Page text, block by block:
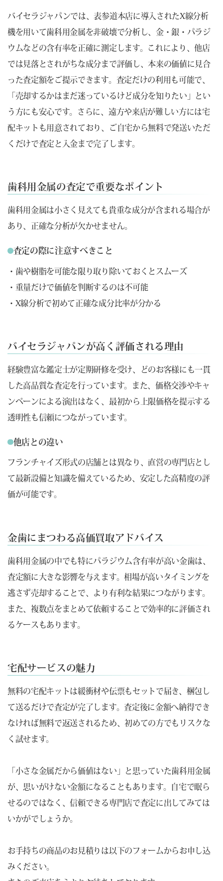
バイセラジャパンでは、表参道本店に導入されたX線分析
機を用いて歯科用金属を非破壊で分析し、金・銀・パラジ
ウムなどの含有率を正確に測定します。これにより、他店
では見落とされがちな成分まで評価し、本来の価値に見合
った査定額をご提示できます。査定だけの利用も可能で、
「売却するかはまだ迷っているけど成分を知りたい」とい
う方にも安心です。さらに、遠方や来店が難しい方には宅
配キットも用意されており、ご自宅から無料で発送いただ
くだけで査定と入金まで完了します。
歯科用金属の査定で重要なポイント
歯科用金属は小さく見えても貴重な成分が含まれる場合が
あり、正確な分析が欠かせません。
査定の際に注意すべきこと
・歯や樹脂を可能な限り取り除いておくとスムーズ
・重量だけで価値を判断するのは不可能
・X線分析で初めて正確な成分比率が分かる
バイセラジャパンが高く評価される理由
経験豊富な鑑定士が定期研修を受け、どのお客様にも一貫
した高品質な査定を行っています。また、価格交渉やキャ
ンペーンによる演出はなく、最初から上限価格を提示する
透明性も信頼につながっています。
他店との違い
フランチャイズ形式の店舗とは異なり、直営の専門店とし
て最新設備と知識を備えているため、安定した高精度の評
価が可能です。
金歯にまつわる高価買取アドバイス
歯科用金属の中でも特にパラジウム含有率が高い金歯は、
査定額に大きな影響を与えます。相場が高いタイミングを
逃さず売却することで、より有利な結果につながります。
また、複数点をまとめて依頼することで効率的に評価され
るケースもあります。
宅配サービスの魅力
無料の宅配キットは緩衝材や伝票もセットで届き、梱包し
て送るだけで査定が完了します。査定後に金額へ納得でき
なければ無料で返送されるため、初めての方でもリスクな
く試せます。
「小さな金属だから価値はない」と思っていた歯科用金属
が、思いがけない金額になることもあります。自宅で眠ら
せるのではなく、信頼できる専門店で査定に出してみては
いかがでしょうか。
お手持ちの商品のお見積りは以下のフォームからお申し込
みください。